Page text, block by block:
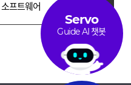
소프트웨어
Servo
Guide AI 챗봇